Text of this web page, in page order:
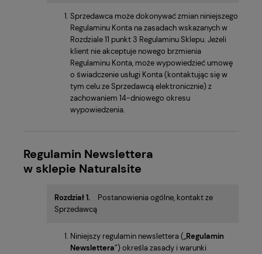
Sprzedawca może dokonywać zmian niniejszego
Regulaminu Konta na zasadach wskazanych w
Rozdziale 11 punkt 3 Regulaminu Sklepu. Jeżeli
klient nie akceptuje nowego brzmienia
Regulaminu Konta, może wypowiedzieć umowę
o świadczenie usługi Konta (kontaktując się w
tym celu ze Sprzedawcą elektronicznie) z
zachowaniem 14-dniowego okresu
wypowiedzenia.
Regulamin Newslettera
w sklepie Naturalsite
Rozdział 1.
Postanowienia ogólne, kontakt ze
Sprzedawcą
Niniejszy regulamin newslettera („Regulamin
Newslettera”) określa zasady i warunki